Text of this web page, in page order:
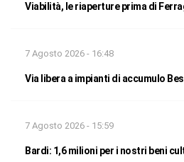
Viabilità, le riaperture prima di
7 Agosto 2026 - 16:48
Via libera a impianti di accumulo
7 Agosto 2026 - 15:59
Bardi: 1,6 milioni per i nostri beni